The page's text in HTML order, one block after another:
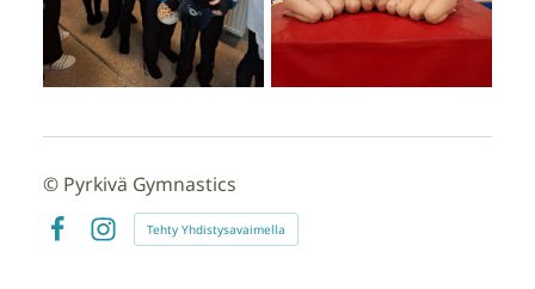
© Pyrkivä Gymnastics
FacebookInstagram
Tehty Yhdistysavaimella